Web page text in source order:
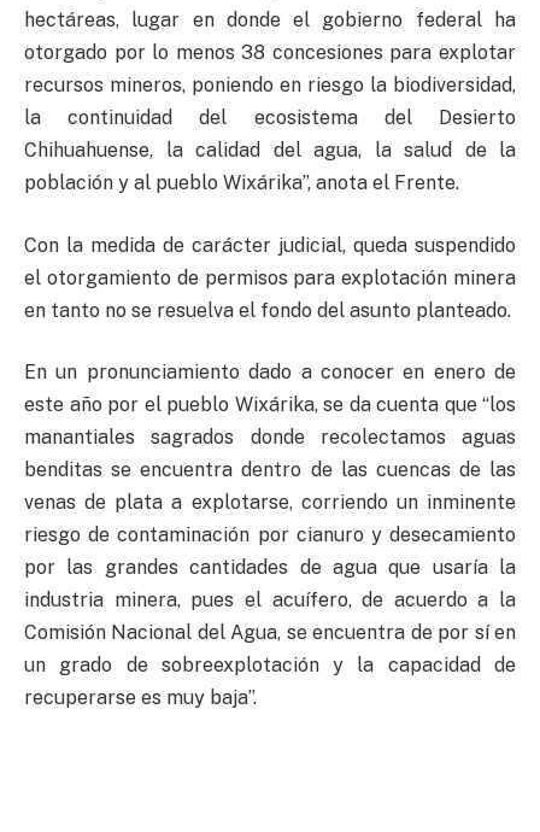
hectáreas, lugar en donde el gobierno federal ha
otorgado por lo menos 38 concesiones para explotar
recursos mineros, poniendo en riesgo la biodiversidad,
la continuidad del ecosistema del Desierto
Chihuahuense, la calidad del agua, la salud de la
población y al pueblo Wixárika”, anota el Frente.
Con la medida de carácter judicial, queda suspendido
el otorgamiento de permisos para explotación minera
en tanto no se resuelva el fondo del asunto planteado.
En un pronunciamiento dado a conocer en enero de
este año por el pueblo Wixárika, se da cuenta que “los
manantiales sagrados donde recolectamos aguas
benditas se encuentra dentro de las cuencas de las
venas de plata a explotarse, corriendo un inminente
riesgo de contaminación por cianuro y desecamiento
por las grandes cantidades de agua que usaría la
industria minera, pues el acuífero, de acuerdo a la
Comisión Nacional del Agua, se encuentra de por sí en
un grado de sobreexplotación y la capacidad de
recuperarse es muy baja”.